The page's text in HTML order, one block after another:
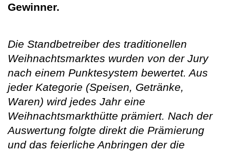
Gewinner.
Die Standbetreiber des traditionellen
Weihnachtsmarktes wurden von der Jury
nach einem Punktesystem bewertet. Aus
jeder Kategorie (Speisen, Getränke,
Waren) wird jedes Jahr eine
Weihnachtsmarkthütte prämiert. Nach der
Auswertung folgte direkt die Prämierung
und das feierliche Anbringen der die